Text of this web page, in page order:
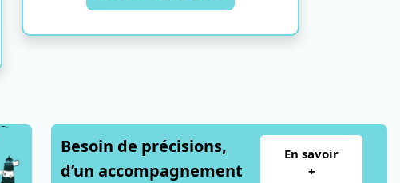
Besoin de précisions,
d’un accompagnement
En savoir
+